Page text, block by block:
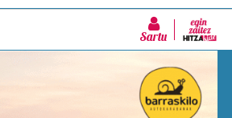
Sartu